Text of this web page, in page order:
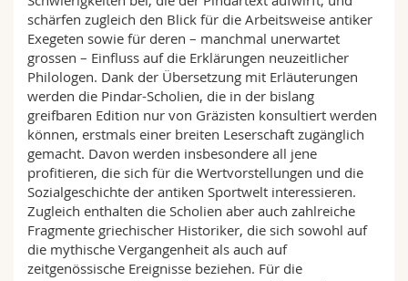
schärfen zugleich den Blick für die Arbeitsweise antiker
Exegeten sowie für deren – manchmal unerwartet
grossen – Einfluss auf die Erklärungen neuzeitlicher
Philologen. Dank der Übersetzung mit Erläuterungen
werden die Pindar-Scholien, die in der bislang
greifbaren Edition nur von Gräzisten konsultiert werden
können, erstmals einer breiten Leserschaft zugänglich
gemacht. Davon werden insbesondere all jene
profitieren, die sich für die Wertvorstellungen und die
Sozialgeschichte der antiken Sportwelt interessieren.
Zugleich enthalten die Scholien aber auch zahlreiche
Fragmente griechischer Historiker, die sich sowohl auf
die mythische Vergangenheit als auch auf
zeitgenössische Ereignisse beziehen. Für die